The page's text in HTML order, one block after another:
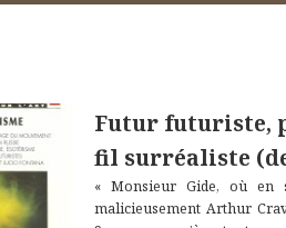
Futur futuriste,
fil surréaliste
« Monsieur Gide, où en
malicieusement Arthur